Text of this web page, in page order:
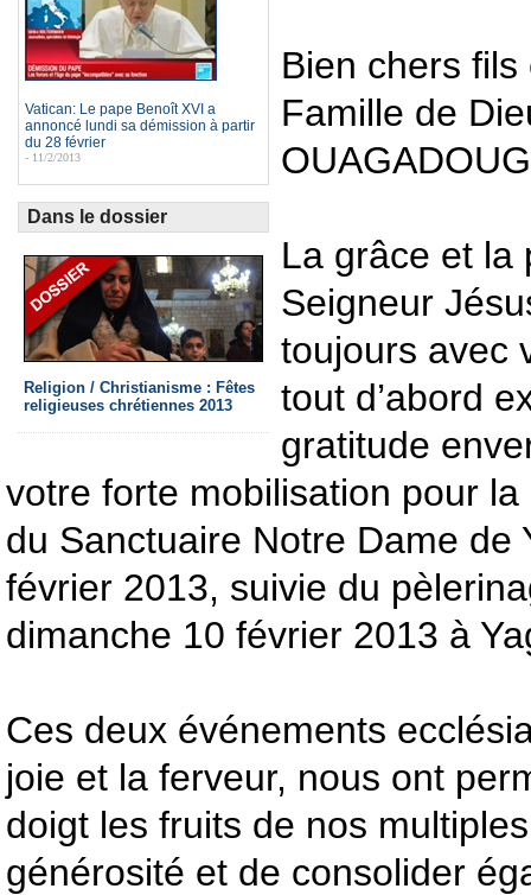
Vatican: Le pape Benoît XVI a
annoncé lundi sa démission à partir
du 28 février
- 11/2/2013
Dans le dossier
Religion / Christianisme : Fêtes
religieuses chrétiennes 2013
Bien chers fils
Famille de
La grâce et la
Seigneur
toujours avec
tout d’abord
gratitude
votre forte mobilisation pour la
du Sanctuaire Notre Dame de
février 2013, suivie du
dimanche 10 février 2013 à
Ces deux événements
joie et la ferveur, nous ont
doigt les fruits de nos
générosité et de consolider